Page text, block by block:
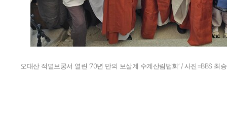
오대산 적멸보궁서 열린 ‘70년 만의 보살계 수계산림법회’ / 사진=BBS 최